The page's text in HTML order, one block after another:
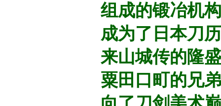
组成的锻冶机
成为了日本刀
来山城传的隆
粟田口町的兄